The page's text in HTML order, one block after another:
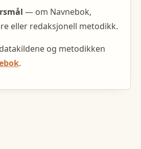
— om Navnebok,
eller redaksjonell metodikk.
og metodikken
.